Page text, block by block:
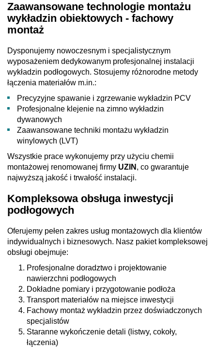
Zaawansowane technologie montażu
wykładzin obiektowych - fachowy
montaż
Dysponujemy nowoczesnym i specjalistycznym
wyposażeniem dedykowanym profesjonalnej instalacji
wykładzin podłogowych. Stosujemy różnorodne metody
łączenia materiałów m.in.:
Precyzyjne spawanie i zgrzewanie wykładzin PCV
Profesjonalne klejenie na zimno wykładzin
dywanowych
Zaawansowane techniki montażu wykładzin
winylowych (LVT)
Wszystkie prace wykonujemy przy użyciu chemii
montażowej renomowanej firmy UZIN , co gwarantuje
najwyższą jakość i trwałość instalacji.
Kompleksowa obsługa inwestycji
podłogowych
Oferujemy pełen zakres usług montażowych dla klientów
indywidualnych i biznesowych. Nasz pakiet kompleksowej
obsługi obejmuje:
Profesjonalne doradztwo i projektowanie
nawierzchni podłogowych
Dokładne pomiary i przygotowanie podłoża
Transport materiałów na miejsce inwestycji
Fachowy montaż wykładzin przez doświadczonych
specjalistów
Staranne wykończenie detali (listwy, cokoły,
łączenia)